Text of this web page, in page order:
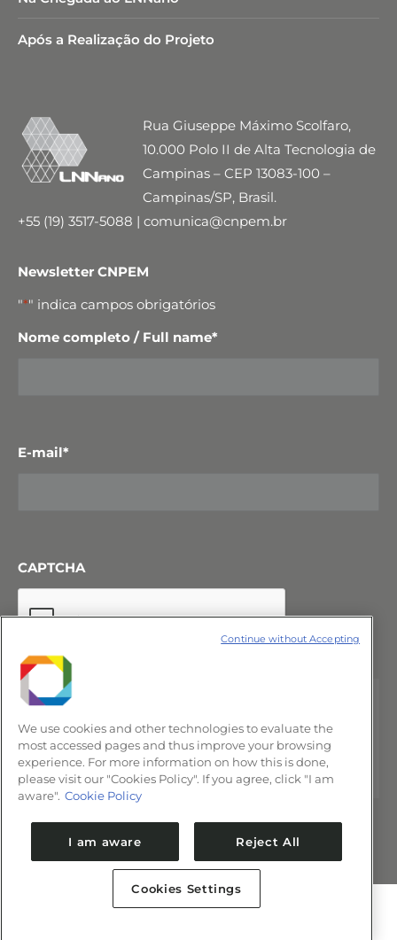
Após a Realização do Projeto
Rua Giuseppe Máximo Scolfaro,
10.000 Polo II de Alta Tecnologia de
Campinas – CEP 13083-100 –
Campinas/SP, Brasil.
+55 (19) 3517-5088 | comunica@cnpem.br
Newsletter CNPEM
"*" indica campos obrigatórios
Nome completo / Full name*
E-mail*
CAPTCHA
We use cookies and other technologies to evaluate the
most accessed pages and thus improve your browsing
experience. For more information on how this is done,
please visit our "Cookies Policy". If you agree, click "I am
aware". Cookie Policy
I am aware Reject All
Cookies Settings
Continue without Accepting